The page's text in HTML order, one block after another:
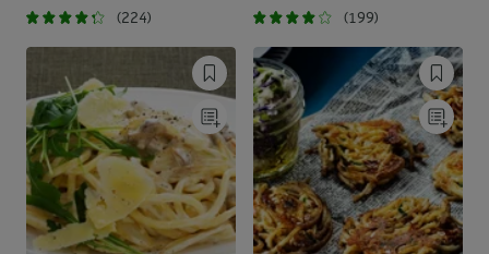
(224) (199)